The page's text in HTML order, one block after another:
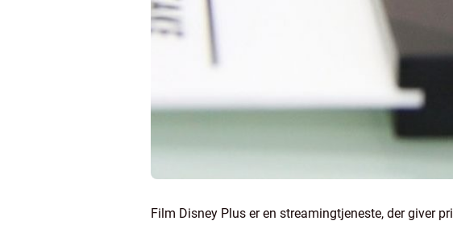
Film Disney Plus er en streamingtjeneste, der giver